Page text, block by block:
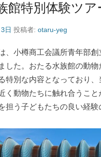
館特別体験ツア
日 投稿者: otaru-yeg
、小樽商工会議所青年部
した。おたる水族館の動
特別な内容となっており
く動物たちに触れ合うこ
担う子どもたちの良い経験